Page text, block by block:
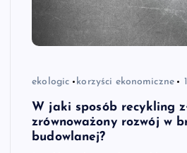
ekologic korzyści ekonomiczne
W jaki sposób recykling
zrównoważony rozwój w
budowlanej?